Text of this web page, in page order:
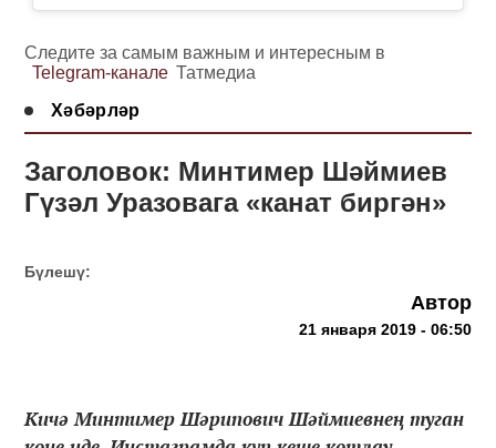
Следите за самым важным и интересным в
Telegram-канале Татмедиа
Хәбәрләр
Заголовок: Минтимер Шәймиев
Гүзәл Уразовага «канат биргән»
Бүлешү:
Автор
21 января 2019 - 06:50
Кичә Минтимер Шәрипович Шәймиевнең туган